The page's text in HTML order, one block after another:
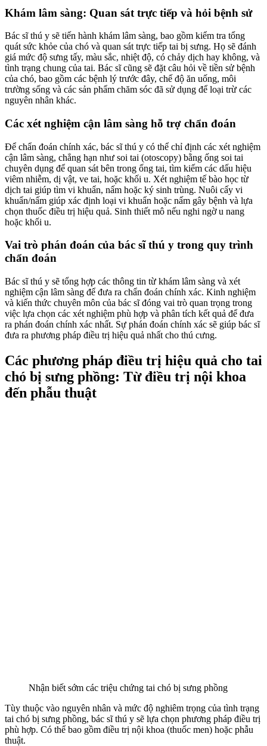
Khám lâm sàng: Quan sát trực tiếp và hỏi bệnh sử
Bác sĩ thú y sẽ tiến hành khám lâm sàng, bao gồm kiểm tra tổng
quát sức khỏe của chó và quan sát trực tiếp tai bị sưng. Họ sẽ đánh
giá mức độ sưng tấy, màu sắc, nhiệt độ, có chảy dịch hay không, và
tình trạng chung của tai. Bác sĩ cũng sẽ đặt câu hỏi về tiền sử bệnh
của chó, bao gồm các bệnh lý trước đây, chế độ ăn uống, môi
trường sống và các sản phẩm chăm sóc đã sử dụng để loại trừ các
nguyên nhân khác.
Các xét nghiệm cận lâm sàng hỗ trợ chẩn đoán
Để chẩn đoán chính xác, bác sĩ thú y có thể chỉ định các xét nghiệm
cận lâm sàng, chẳng hạn như soi tai (otoscopy) bằng ống soi tai
chuyên dụng để quan sát bên trong ống tai, tìm kiếm các dấu hiệu
viêm nhiễm, dị vật, ve tai, hoặc khối u. Xét nghiệm tế bào học từ
dịch tai giúp tìm vi khuẩn, nấm hoặc ký sinh trùng. Nuôi cấy vi
khuẩn/nấm giúp xác định loại vi khuẩn hoặc nấm gây bệnh và lựa
chọn thuốc điều trị hiệu quả. Sinh thiết mô nếu nghi ngờ u nang
hoặc khối u.
Vai trò phán đoán của bác sĩ thú y trong quy trình
chẩn đoán
Bác sĩ thú y sẽ tổng hợp các thông tin từ khám lâm sàng và xét
nghiệm cận lâm sàng để đưa ra chẩn đoán chính xác. Kinh nghiệm
và kiến thức chuyên môn của bác sĩ đóng vai trò quan trọng trong
việc lựa chọn các xét nghiệm phù hợp và phân tích kết quả để đưa
ra phán đoán chính xác nhất. Sự phán đoán chính xác sẽ giúp bác sĩ
đưa ra phương pháp điều trị hiệu quả nhất cho thú cưng.
Các phương pháp điều trị hiệu quả cho tai
chó bị sưng phồng: Từ điều trị nội khoa
đến phẫu thuật
Nhận biết sớm các triệu chứng tai chó bị sưng phồng
Tùy thuộc vào nguyên nhân và mức độ nghiêm trọng của tình trạng
tai chó bị sưng phồng, bác sĩ thú y sẽ lựa chọn phương pháp điều trị
phù hợp. Có thể bao gồm điều trị nội khoa (thuốc men) hoặc phẫu
thuật.